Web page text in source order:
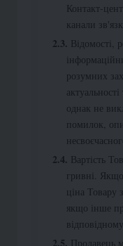
Контакт-
канали
Відомості,
розумних
однак не
помилок,
Вартість
гривні.
ціна Товару
якщо інше
Продавець